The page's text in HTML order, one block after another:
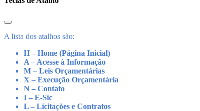
A lista dos atalhos são:
H – Home (Página Inicial)
A – Acesse à Informação
M – Leis Orçamentárias
X – Execução Orçamentária
N – Contato
I – E-Sic
L – Licitações e Contratos